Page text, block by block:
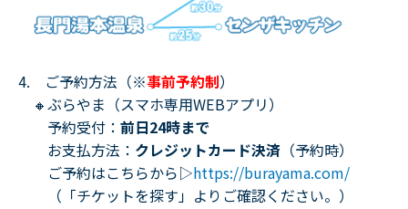
4. ご予約方法（※事前予約制）
🔸ぶらやま（スマホ専用WEBアプリ）
予約受付： 前日24時まで
お支払方法： クレジットカード決済 （予約時）
ご予約はこちらから▷https://burayama.com/
（「チケットを探す」よりご確認ください。）